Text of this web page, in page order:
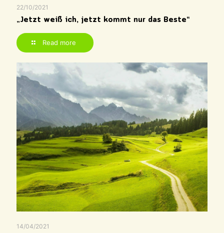
22/10/2021
„Jetzt weiß ich, jetzt kommt nur das Beste“
Read more
14/04/2021